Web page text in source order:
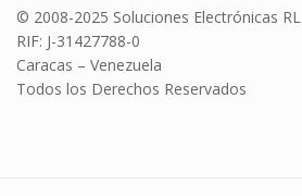
© 2008-2025 Soluciones Electrónicas RL
RIF: J-31427788-0
Caracas – Venezuela
Todos los Derechos Reservados